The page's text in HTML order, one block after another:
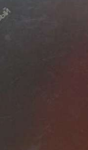
стартует
пройдёт
народов